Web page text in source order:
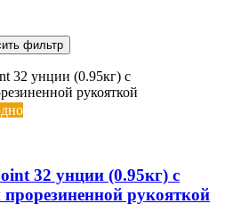
32 унции (0.95кг) с
прорезиненной рукояткой